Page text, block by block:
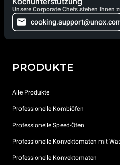
Unsere Corporate Chefs stehen Ihnen
PRODUKTE
Alle Produkte
Professionelle Kombiöfen
Professionelle Speed-Öfen
Professionelle Konvektomaten mit
Professionelle Konvektomaten